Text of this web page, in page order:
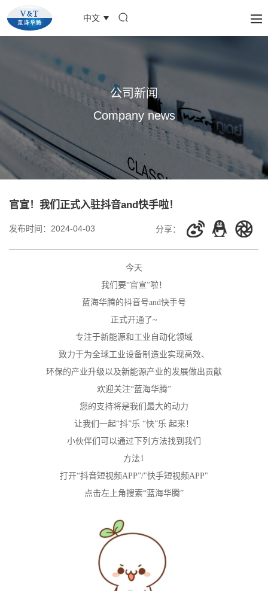
中文
公司新闻
Company news
官宣！我们正式入驻抖音and快手啦！
发布时间： 2024-04-03 分享：
今天
我们要“官宣”啦！
蓝海华腾的抖音号and快手号
正式开通了~
专注于新能源和工业自动化领域
致力于为全球工业设备制造业实现高效、
环保的产业升级以及新能源产业的发展做出贡献
欢迎关注“蓝海华腾”
您的支持将是我们最大的动力
让我们一起“抖”乐 “快”乐 起来！
小伙伴们可以通过下列方法找到我们
方法1
打开“抖音短视频APP”/"快手短视频APP"
点击左上角搜索“蓝海华腾”